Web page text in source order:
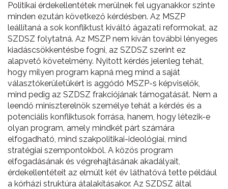
Politikai érdekellentétek merülnek fel ugyanakkor szinte
minden ezután következő kérdésben. Az MSZP
leállítaná a sok konfliktust kiváltó ágazati reformokat, az
SZDSZ folytatná. Az MSZP nem kíván további lényeges
kiadáscsökkentésbe fogni, az SZDSZ szerint ez
alapvető követelmény. Nyitott kérdés jelenleg tehát,
hogy milyen program kapná meg mind a saját
választókerületükért is aggódó MSZP-s képviselők,
mind pedig az SZDSZ frakciójának támogatását. Nem a
leendő miniszterelnök személye tehát a kérdés és a
potenciális konfliktusok forrása, hanem, hogy létezik-e
olyan program, amely mindkét párt számára
elfogadható, mind szakpolitikai-ideológiai, mind
stratégiai szempontokból. A közös program
elfogadásának és végrehajtásának akadályait,
érdekellentéteit az elmúlt két év láthatóvá tette például
a kórházi struktúra átalakításakor. Az SZDSZ által